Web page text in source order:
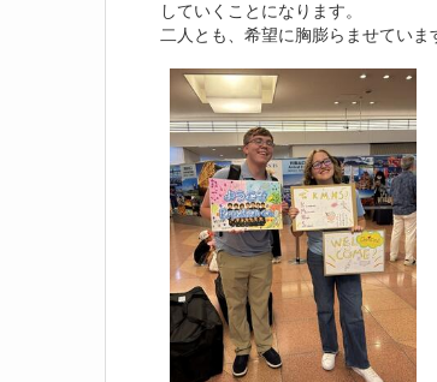
していくことになります。
二人とも、希望に胸膨らませていま